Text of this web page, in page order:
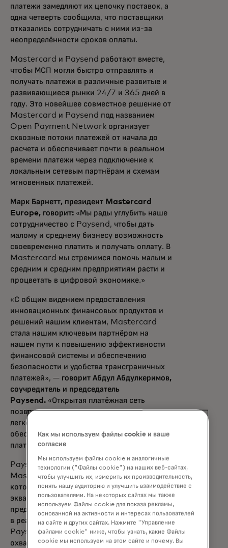
платежи замедляют их цепочку поставок, а
одна четверть сообщила, что поставщики
отказались сотрудничать с ними из-за
неопределённости сроков оплаты.
Mastercard и Paysend работают вместе,
чтобы МСП могли быстро отправлять и
получать платежи в различные развитые и
развивающиеся рынки 24/7 и 365 дней в
году. Это новейшее совместное решение от
Mastercard и Paysend под названием
Open Payment Network организует
сквозные потоки платежей от начала до
расчета и обеспечивает почти в реальном
времени платежи через подключение к
локальным сетевым партнёрам и схемам
мгновенных платежей.
Марк Барнетт, президент Mastercard
Europe, говорит: «Мы рады углубить наше
сотрудничество с Paysend, чтобы дать
малому и среднему бизнесу возможность
своевременно платить и получать оплату. В
Mastercard мы стремимся помочь малым и
средним и средним предприятиям расти и
процветать в цифровой экономике.»
«С общим видением предоставления
инновационных финансовых продуктов и
решений нашим клиентам, Mastercard
стала нашим ключевым партнёром на
нашем пути к повышению эффективности
финансовой системы и обеспечению
безопасности и удобства трансграничных
платежей», — говорит Абдул Абдулкеримов,
соучредитель и председатель
Paysend. «Открытая платёжная сеть
позволяет малым и средним предприятиям
легко совершать операции по всему миру,
обеспечивая своевременные и безопасные
платежи на каждом этапе.»
Paysend также присоединилась к
Mastercard Send Partner Program,
которая помогает финтех-компаниям,
эквайерам, процессорам и платформам
предоставлять своим клиентам практически
в реальном времени цифровые платежи.
Paysend получит выгоду от сетевой
охватки Mastercard, что позволит
Как мы используем файлы cookie и ваше
согласие
Мы используем файлы cookie и аналогичные
технологии ("Файлы cookie") на наших веб-сайтах,
чтобы улучшить их, измерить их производительность,
понять нашу аудиторию и улучшить взаимодействие с
пользователями. На некоторых сайтах мы также
используем Файлы cookie для показа рекламы,
основанной на активности и интересах пользователей
на сайте и других сайтах. Нажмите "Управление
файлами cookie" ниже, чтобы узнать, какие Файлы
cookie мы используем на этом сайте и почему. Вы